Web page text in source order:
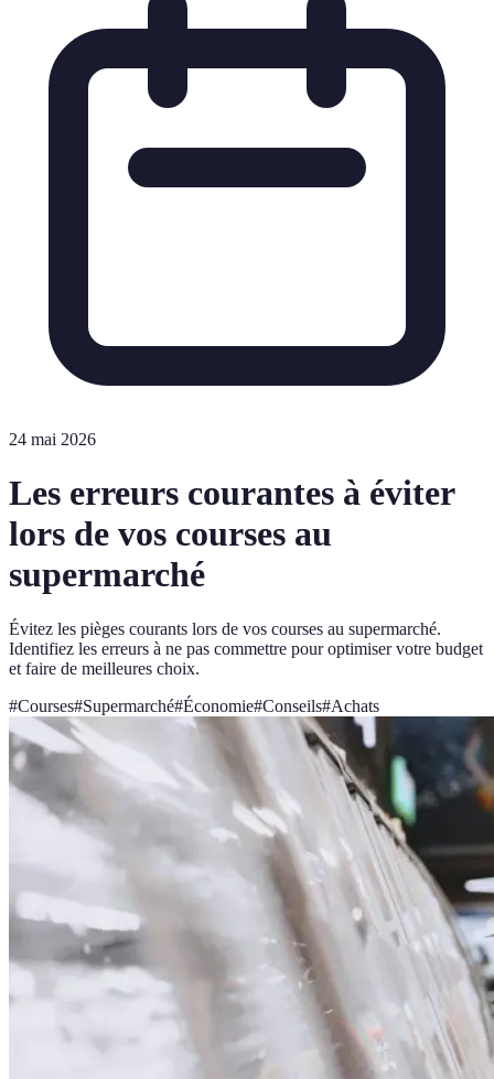
24 mai 2026
Les erreurs courantes à éviter
lors de vos courses au
supermarché
Évitez les pièges courants lors de vos courses au supermarché.
Identifiez les erreurs à ne pas commettre pour optimiser votre budget
et faire de meilleures choix.
#Courses#Supermarché#Économie#Conseils#Achats